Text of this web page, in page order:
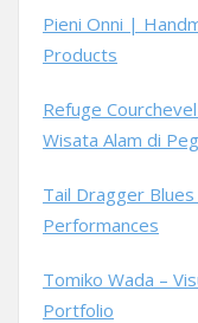
Pieni Onni |
Products
Refuge
Wisata Alam di
Tail Dragger
Performances
Tomiko Wada –
Portfolio